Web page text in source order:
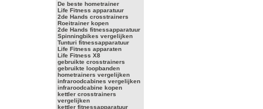
De beste hometrainer
Life Fitness apparatuur
2de Hands crosstrainers
Roeitrainer kopen
2de Hands fitnessapparatuur
Spinningbikes vergelijken
Tunturi fitnessapparatuur
Life Fitness apparaten
Life Fitness X8
gebruikte crosstrainers
gebruikte loopbanden
hometrainers vergelijken
infraroodcabines vergelijken
infraroodcabine kopen
kettler crosstrainers
vergelijken
kettler fitnessapparatuur